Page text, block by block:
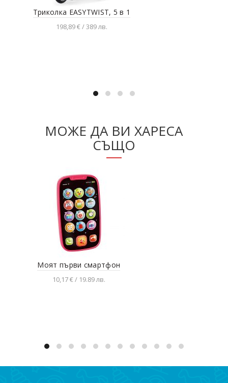
Триколка EASYTWIST, 5 в 1
198,89 € / 389 лв.
МОЖЕ ДА ВИ ХАРЕСА
СЪЩО
Моят първи смартфон
10,17 € / 19.89 лв.